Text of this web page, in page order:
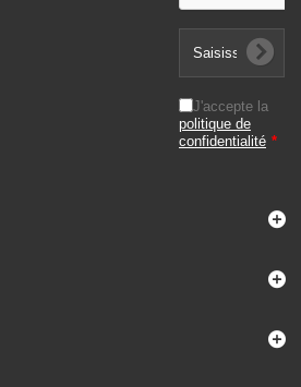
J'accepte la
politique de
confidentialité *